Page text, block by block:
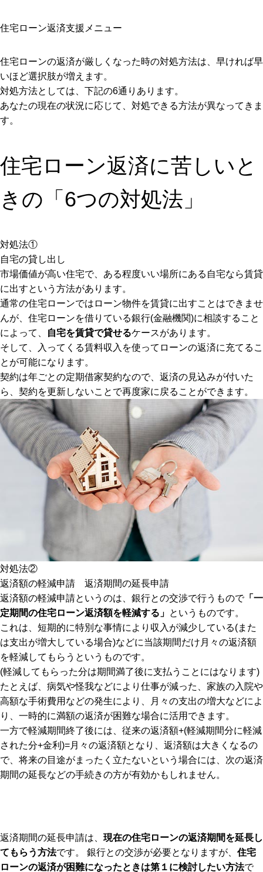
住宅ローン返済支援メニュー
住宅ローンの返済が厳しくなった時の対処方法は、早ければ早
いほど選択肢が増えます。
対処方法としては、下記の6通りあります。
あなたの現在の状況に応じて、対処できる方法が異なってきま
す。
住宅ローン返済に苦しいと
きの「6つの対処法」
対処法①
自宅の貸し出し
市場価値が高い住宅で、ある程度いい場所にある自宅なら賃貸
に出すという方法があります。
通常の住宅ローンではローン物件を賃貸に出すことはできませ
んが、住宅ローンを借りている銀行(金融機関)に相談すること
によって、
自宅を賃貸で貸せるケースがあります。
そして、入ってくる賃料収入を使ってローンの返済に充てるこ
とが可能になります。
契約は年ごとの定期借家契約なので、返済の見込みが付いた
ら、契約を更新しないことで再度家に戻ることができます。
対処法②
返済額の軽減申請 返済期間の延長申請
返済額の軽減申請というのは、銀行との交渉で行うもので「一
定期間の住宅ローン返済額を軽減する」 というものです。
これは、短期的に特別な事情により収入が減少している(また
は支出が増大している場合)などに当該期間だけ月々の返済額
を軽減してもらうというものです。
(軽減してもらった分は期間満了後に支払うことにはなります)
たとえば、病気や怪我などにより仕事が減った、家族の入院や
高額な手術費用などの発生により、月々の支出の増大などによ
り、一時的に満額の返済が困難な場合に活用できます。
一方で軽減期間終了後には、従来の返済額+(軽減期間分に軽減
された分+金利)=月々の返済額となり、返済額は大きくなるの
で、将来の目途がまったく立たないという場合には、次の返済
期間の延長などの手続きの方が有効かもしれません。
返済期間の延長申請は、 現在の住宅ローンの返済期間を延長し
てもらう方法です。 銀行との交渉が必要となりますが、 住宅
ローンの返済が困難になったときは第１に検討したい方法で